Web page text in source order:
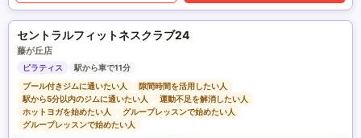
セントラルフィットネスクラブ24
藤が丘店
ピラティス
駅から車で11分
プール付きジムに通いたい人
隙間時間を活用したい人
駅から5分以内のジムに通いたい人
運動不足を解消したい人
ホットヨガを始めたい人
グループレッスンで始めたい人
グループレッスンで始めたい人